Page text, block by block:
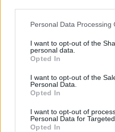
Personal Data Processing
I want to opt-out of the
personal data.
Opted In
I want to opt-out of the
Personal Data.
Opted In
I want to opt-out of
Personal Data for
Opted In
Спадането на
да възобнови
електроцентрала
06.08.2026 / 15:30